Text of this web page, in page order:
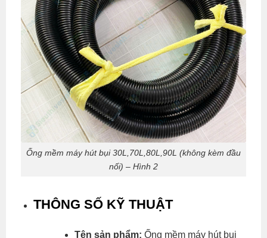
Ống mềm máy hút bụi 30L,70L,80L,90L (không kèm đầu
nối) – Hình 2
THÔNG SỐ KỸ THUẬT
Tên sản phẩm: Ống mềm máy hút bụi